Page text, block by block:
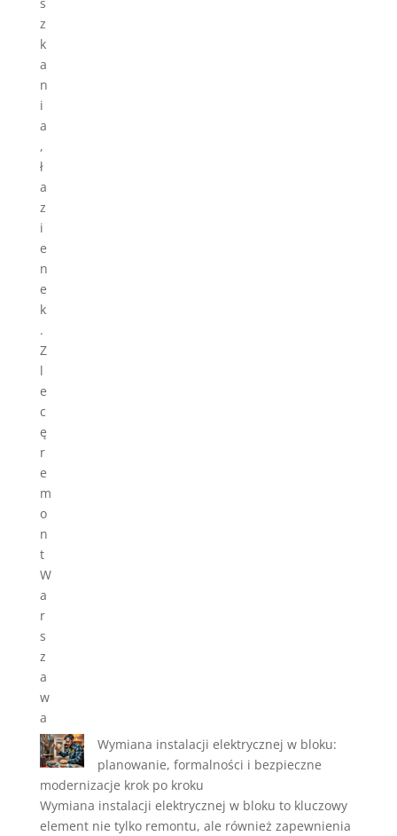
Wymiana instalacji elektrycznej w bloku:
planowanie, formalności i bezpieczne
modernizacje krok po kroku
Wymiana instalacji elektrycznej w bloku to kluczowy
element nie tylko remontu, ale również zapewnienia